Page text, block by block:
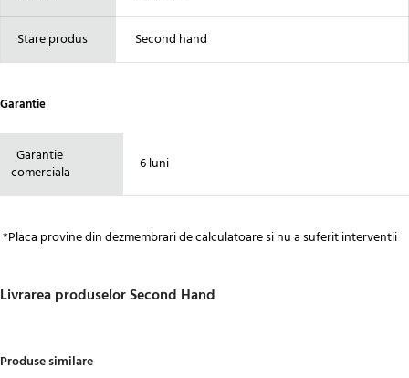
Stare produs Second hand
Garantie
Garantie
comerciala
6 luni
*Placa provine din dezmembrari de calculatoare si nu a suferit interventii
Livrarea produselor Second Hand
Produse similare